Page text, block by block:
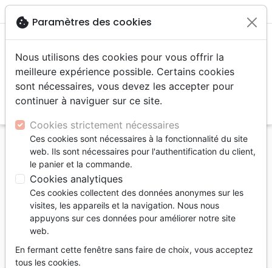
menu
Accueil Livres
Témoignages, biographies
Shannon - combat pour la vie - Pdf
Shannon
combat pour la vie - Pdf
Auteur :Damaris Kofmehl
Référence MB3432-PDF EAN
9782826098553
EditeurLa Maison de la Bible
cookie Paramètres des cookies
Nous utilisons des cookies pour vous offrir la
meilleure expérience possible. Certains cookies
sont nécessaires, vous devez les accepter pour
continuer à naviguer sur ce site.
Cookies strictement nécessaires
Ces cookies sont nécessaires à la fonctionnalité du site
web. Ils sont nécessaires pour l'authentification du client,
le panier et la commande.
Cookies analytiques
Ces cookies collectent des données anonymes sur les
visites, les appareils et la navigation. Nous nous
appuyons sur ces données pour améliorer notre site
web.
En fermant cette fenêtre sans faire de choix, vous acceptez
tous les cookies.